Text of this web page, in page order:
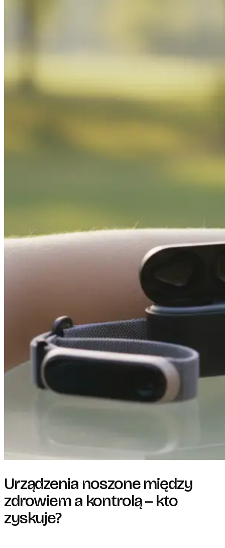
Urządzenia noszone między
zdrowiem a kontrolą – kto
zyskuje?